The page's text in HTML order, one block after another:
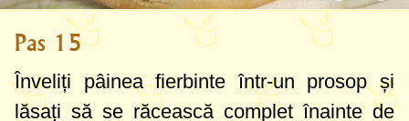
Pas 15
Înveliți pâinea fierbinte într-un prosop și
lăsați să se răcească complet înainte de